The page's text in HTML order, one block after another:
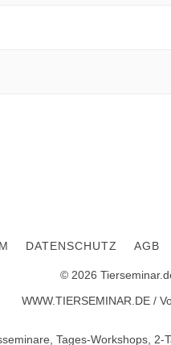
DATENSCHUTZ AGB
© 2026
WWW.TIERSEMINAR.DE /
Tages-Workshops,